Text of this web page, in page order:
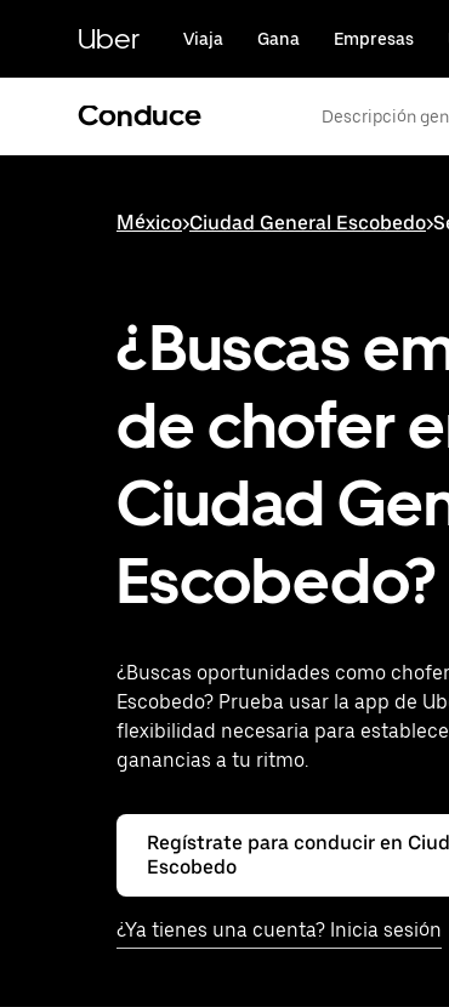
contenido
principal
Uber Viaja Gana Empresas
Conduce Descripción
México>Ciudad General Escobedo>
¿Buscas
de chofer
Ciudad
Escobedo?
¿Buscas oportunidades como
Escobedo? Prueba usar la app de
flexibilidad necesaria para
ganancias a tu ritmo.
Regístrate para conducir en
Escobedo
¿Ya tienes una cuenta? Inicia sesión